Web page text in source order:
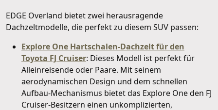
EDGE Overland bietet zwei herausragende
Dachzeltmodelle, die perfekt zu diesem SUV passen:
Explore One Hartschalen-Dachzelt für den
Toyota FJ Cruiser: Dieses Modell ist perfekt für
Alleinreisende oder Paare. Mit seinem
aerodynamischen Design und dem schnellen
Aufbau-Mechanismus bietet das Explore One den FJ
Cruiser-Besitzern einen unkomplizierten,